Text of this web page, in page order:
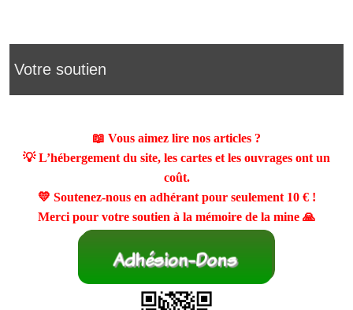
Votre soutien
📖 Vous aimez lire nos articles ?
💡 L’hébergement du site, les cartes et les ouvrages ont un
coût.
💛 Soutenez-nous en adhérant pour seulement 10 €!
Merci pour votre soutien à la mémoire de la mine 🙏